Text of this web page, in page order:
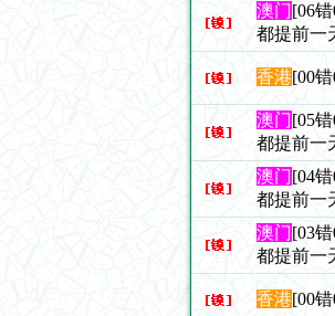
澳门[06
都提前一
香港[00
澳门[05
都提前一
澳门[04
都提前一
澳门[03
都提前一
香港[00